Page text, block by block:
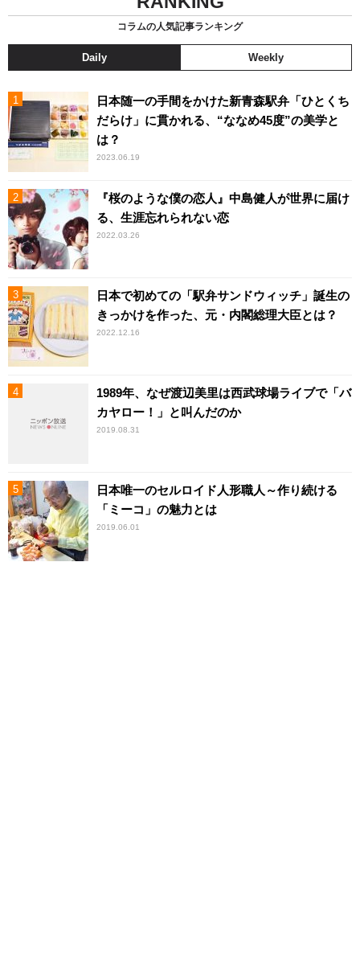
コラムの人気記事ランキング
Daily Weekly
日本随一の手間をかけた新青森駅弁「ひとくち
だらけ」に貫かれる、“ななめ45度”の美学と
は？
2023.06.19
『桜のような僕の恋人』中島健人が世界に届け
る、生涯忘れられない恋
2022.03.26
日本で初めての「駅弁サンドウィッチ」誕生の
きっかけを作った、元・内閣総理大臣とは？
2022.12.16
1989年、なぜ渡辺美里は西武球場ライブで「バ
カヤロー！」と叫んだのか
2019.08.31
日本唯一のセルロイド人形職人～作り続ける
「ミーコ」の魅力とは
2019.06.01